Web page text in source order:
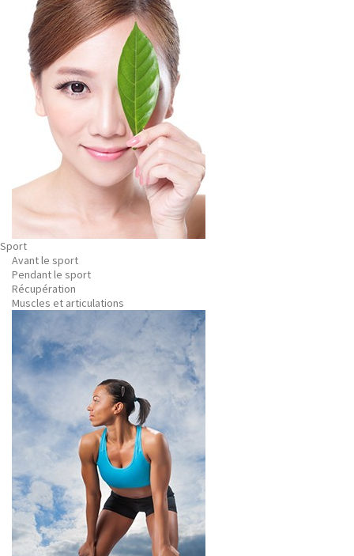
Sport
Avant le sport
Pendant le sport
Récupération
Muscles et articulations